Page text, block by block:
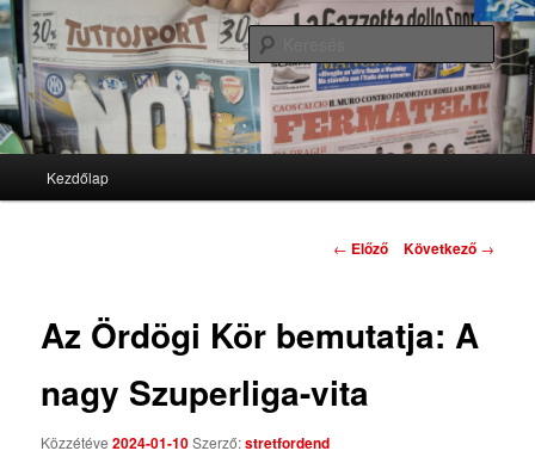
Stretford End
We'll never die
Tovább az elsődleges tartalomra
Tovább a másodlagos tartalomra
Kezdőlap
Bejegyzés navigáció
← Előző Következő →
Az Ördögi Kör bemutatja: A
nagy Szuperliga-vita
Közzétéve2024-01-10Szerző:stretfordend